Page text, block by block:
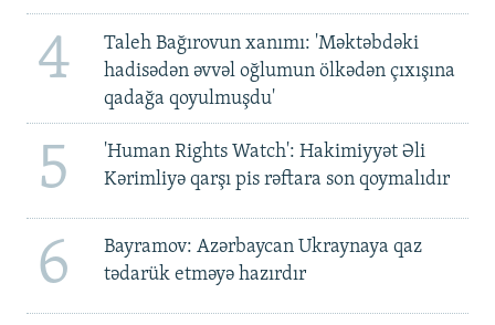
4
Taleh Bağırovun xanımı: 'Məktəbdəki
hadisədən əvvəl oğlumun ölkədən çıxışına
qadağa qoyulmuşdu'
5
'Human Rights Watch': Hakimiyyət Əli
Kərimliyə qarşı pis rəftara son qoymalıdır
6
Bayramov: Azərbaycan Ukraynaya qaz
tədarük etməyə hazırdır